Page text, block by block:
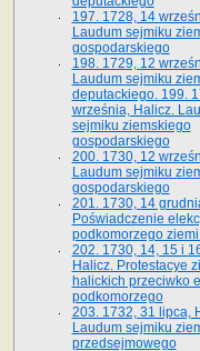
197. 1728, 14
Laudum sejmiku
gospodarskiego
198. 1729, 12
Laudum sejmiku
deputackiego. 199.
września, Halicz.
sejmiku ziemskiego
gospodarskiego
200. 1730, 12
Laudum sejmiku
gospodarskiego
201. 1730, 14
Poświadczenie
podkomorzego
202. 1730, 14, 15 i
Halicz. Protestacye
halickich przeciwko
podkomorzego
203. 1732, 31 lipca,
Laudum sejmiku
przedsejmowego